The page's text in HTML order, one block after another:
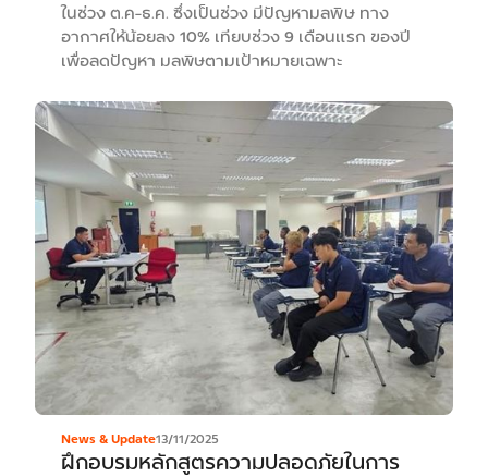
ในช่วง ต.ค-ธ.ค. ซึ่งเป็นช่วง มีปัญหามลพิษ ทาง
อากาศให้น้อยลง 10% เทียบช่วง 9 เดือนแรก ของปี
เพื่อลดปัญหา มลพิษตามเป้าหมายเฉพาะ
News & Update13/11/2025
ฝึกอบรมหลักสูตรความปลอดภัยในการ